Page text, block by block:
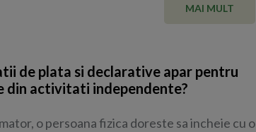
MAI MULT
de plata si declarative apar pentru
din activitati independente?
o persoana fizica doreste sa incheie cu o